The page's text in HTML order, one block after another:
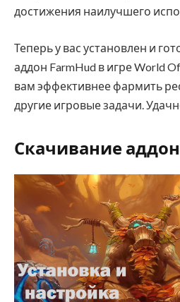
достижения наилучшего
Теперь у вас установлен и
аддон FarmHud в игре World
вам эффективнее фармить
другие игровые задачи.
Скачивание